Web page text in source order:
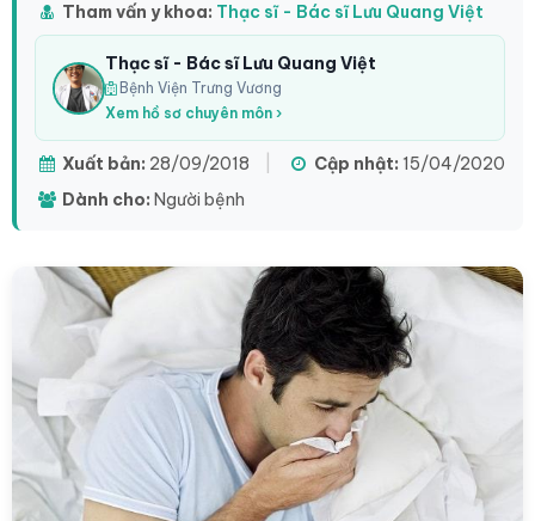
Tham vấn y khoa: Thạc sĩ - Bác sĩ Lưu Quang Việt
Thạc sĩ - Bác sĩ Lưu Quang Việt
Bệnh Viện Trưng Vương
Xem hồ sơ chuyên môn ›
Xuất bản: 28/09/2018 Cập nhật: 15/04/2020
Dành cho: Người bệnh